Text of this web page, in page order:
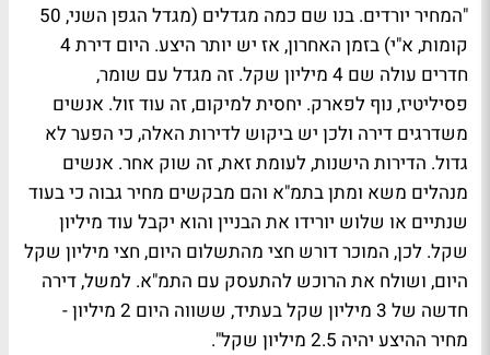
"המחיר יורדים. בנו שם כמה מגדלים (מגדל הגפן השני, 50
קומות, א"י) בזמן האחרון, אז יש יותר היצע. היום דירת 4
חדרים עולה שם 4 מיליון שקל. זה מגדל עם שומר,
פסיליטיז, נוף לפארק. יחסית למיקום, זה עוד זול. אנשים
משדרגים דירה ולכן יש ביקוש לדירות האלה, כי הפער לא
גדול. הדירות הישנות, לעומת זאת, זה שוק אחר. אנשים
מנהלים משא ומתן בתמ"א והם מבקשים מחיר גבוה כי בעוד
שנתיים או שלוש יורידו את הבניין והוא יקבל עוד מיליון
שקל. לכן, המוכר דורש חצי מהתשלום היום, חצי מיליון שקל
היום, ושולח את הרוכש להתעסק עם התמ"א. למשל, דירה
חדשה של 3 מיליון שקל בעתיד, ששווה היום 2 מיליון -
מחיר ההיצע יהיה 2.5 מיליון שקל".